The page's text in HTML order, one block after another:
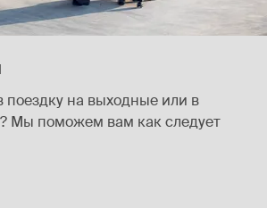
поездку на выходные или в
Мы поможем вам как следует